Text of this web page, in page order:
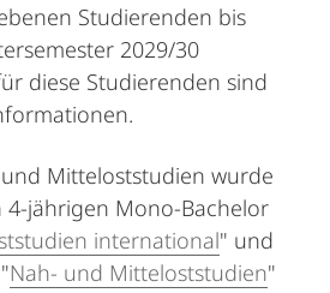
Studierenden bis
2029/30
diese Studierenden sind
Mitteloststudien wurde
jährigen Mono-Bachelor
international" und
Nah- und Mitteloststudien"